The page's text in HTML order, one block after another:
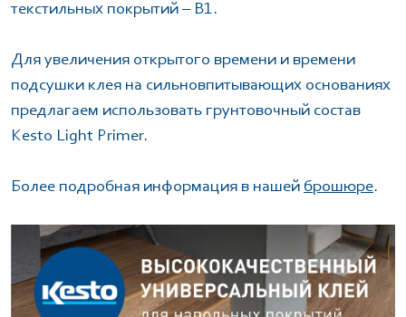
текстильных покрытий – В1.
Для увеличения открытого времени и времени
подсушки клея на сильновпитывающих основаниях
предлагаем использовать грунтовочный состав
Kesto Light Primer.
Более подробная информация в нашей брошюре.